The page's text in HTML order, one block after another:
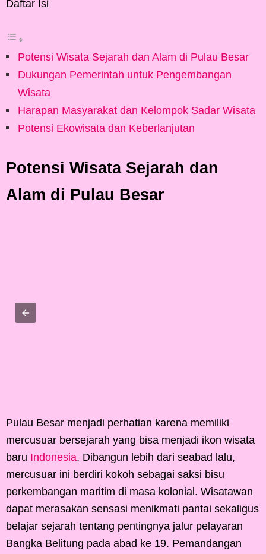
Daftar Isi
Potensi Wisata Sejarah dan Alam di Pulau Besar
Dukungan Pemerintah untuk Pengembangan
Wisata
Harapan Masyarakat dan Kelompok Sadar Wisata
Potensi Ekowisata dan Keberlanjutan
Potensi Wisata Sejarah dan
Alam di Pulau Besar
Pulau Besar menjadi perhatian karena memiliki
mercusuar bersejarah yang bisa menjadi ikon wisata
baru Indonesia. Dibangun lebih dari seabad lalu,
mercusuar ini berdiri kokoh sebagai saksi bisu
perkembangan maritim di masa kolonial. Wisatawan
dapat merasakan sensasi menikmati pantai sekaligus
belajar sejarah tentang pentingnya jalur pelayaran
Bangka Belitung pada abad ke 19. Pemandangan